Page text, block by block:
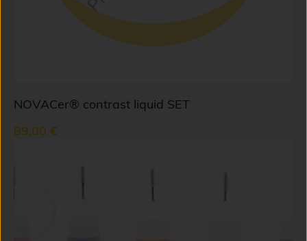
NOVACer® contrast liquid SET
89,00 €